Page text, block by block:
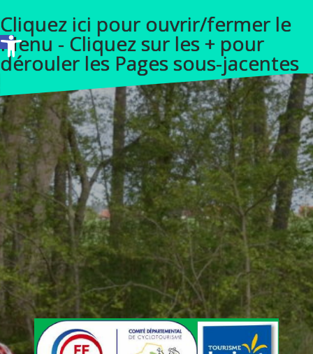
Ouvrir la barre d’outils
l
l
e
a
u
c
o
n
t
n
u
Cliquez ici pour ouvrir/fermer le
Menu - Cliquez sur les + pour
dérouler les Pages sous-jacentes